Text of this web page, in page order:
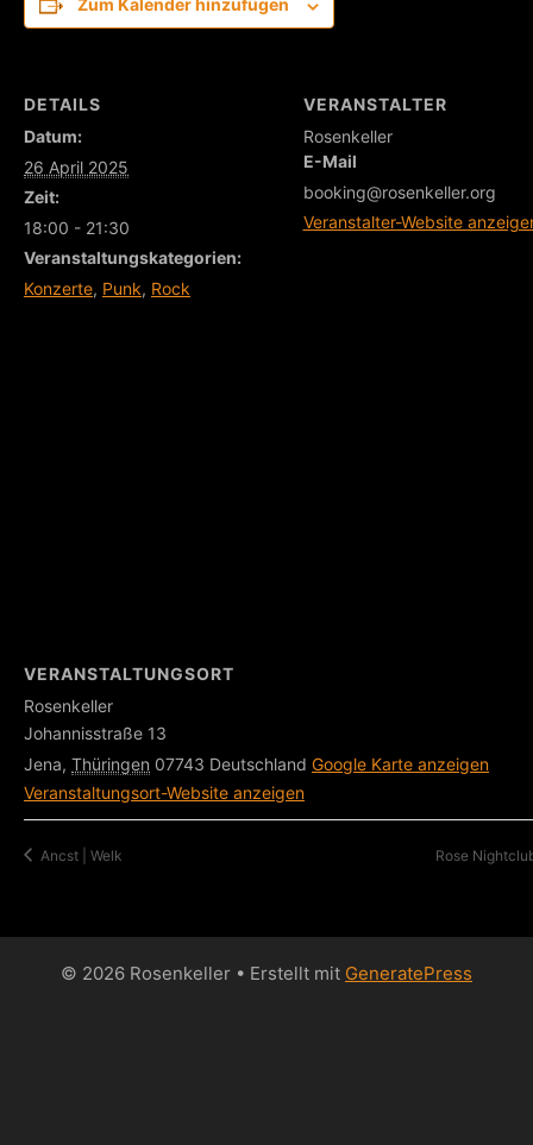
Zum Kalender hinzufügen
DETAILS
Datum:
26 April 2025
Zeit:
18:00 - 21:30
Veranstaltungskategorien:
Konzerte, Punk, Rock
VERANSTALTER
Rosenkeller
E-Mail
booking@rosenkeller.org
Veranstalter-Website
VERANSTALTUNGSORT
Rosenkeller
Johannisstraße 13
Jena, Thüringen 07743 Deutschland Google Karte anzeigen
Veranstaltungsort-Website anzeigen
Ancst | Welk Rose
© 2026 Rosenkeller • Erstellt mit GeneratePress